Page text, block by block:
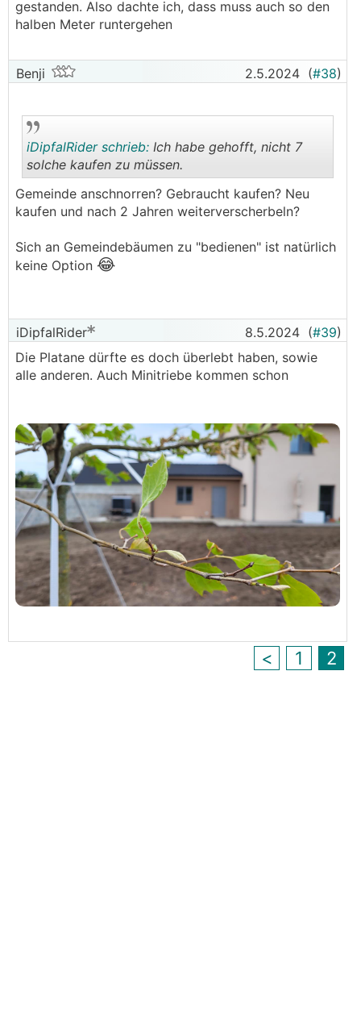
gestanden. Also dachte ich, dass muss auch so den
halben Meter runtergehen
Benji 2.5.2024 (#38)
..
iDipfalRider schrieb: Ich habe gehofft, nicht 7
solche kaufen zu müssen.
Gemeinde anschnorren? Gebraucht kaufen? Neu
kaufen und nach 2 Jahren weiterverscherbeln?
Sich an Gemeindebäumen zu "bedienen" ist natürlich
keine Option 😂
iDipfalRider 8.5.2024 (#39)
Die Platane dürfte es doch überlebt haben, sowie
alle anderen. Auch Minitriebe kommen schon
< 1 2